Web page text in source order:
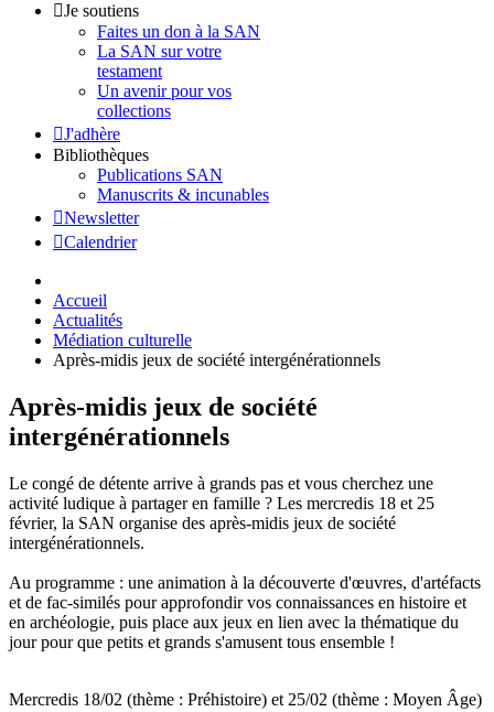
Je soutiens
Faites un don à la SAN
La SAN sur votre
testament
Un avenir pour vos
collections
J'adhère
Bibliothèques
Publications SAN
Manuscrits & incunables
Newsletter
Calendrier
Accueil
Actualités
Médiation culturelle
Après-midis jeux de société intergénérationnels
Après-midis jeux de société
intergénérationnels
Le congé de détente arrive à grands pas et vous cherchez une
activité ludique à partager en famille ? Les mercredis 18 et 25
février, la SAN organise des après-midis jeux de société
intergénérationnels.
Au programme : une animation à la découverte d'œuvres, d'artéfacts
et de fac-similés pour approfondir vos connaissances en histoire et
en archéologie, puis place aux jeux en lien avec la thématique du
jour pour que petits et grands s'amusent tous ensemble !
Mercredis 18/02 (thème : Préhistoire) et 25/02 (thème : Moyen Âge)